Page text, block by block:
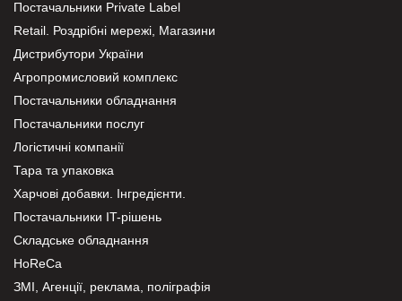
Постачальники Private Label
Retail. Роздрібні мережі, Магазини
Дистрибутори України
Агропромисловий комплекс
Постачальники обладнання
Постачальники послуг
Логістичні компанії
Тара та упаковка
Харчові добавки. Інгредієнти.
Постачальники IT-рішень
Складське обладнання
HoReCa
ЗМІ, Агенції, реклама, поліграфія